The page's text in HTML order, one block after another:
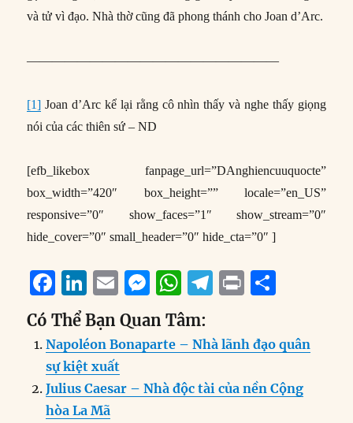
và tử vì đạo. Nhà thờ cũng đã phong thánh cho Joan d’Arc.
————————————————————
[1] Joan d’Arc kể lại rằng cô nhìn thấy và nghe thấy giọng
nói của các thiên sứ – ND
[efb_likebox fanpage_url=”DAnghiencuuquocte”
box_width=”420″ box_height=”” locale=”en_US”
responsive=”0″ show_faces=”1″ show_stream=”0″
hide_cover=”0″ small_header=”0″ hide_cta=”0″ ]
F
a
c
e
b
o
Li
n
k
e
d
I
E
m
ai
l
M
ss
e
n
W
h
at
s
A
T
e
g
r
P
n
t
re
Có Thể Bạn Quan Tâm:
Napoléon Bonaparte – Nhà lãnh đạo quân
sự kiệt xuất
Julius Caesar – Nhà độc tài của nền Cộng
hòa La Mã